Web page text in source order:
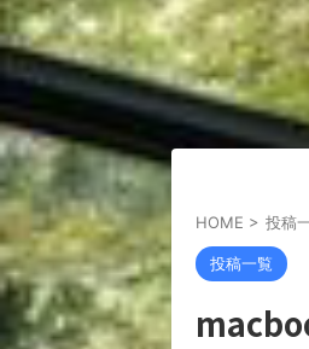
HOME > 投稿
投稿一覧